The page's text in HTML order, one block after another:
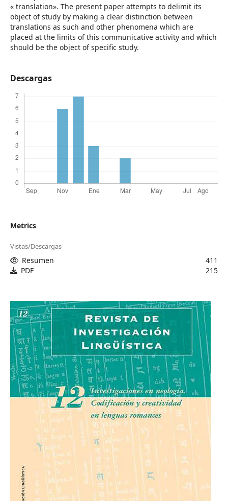
« translation». The present paper attempts to delimit its
object of study by making a clear distinction between
translations as such and other phenomena which are
placed at the limits of this communicative activity and which
should be the object of specific study.
Descargas
Metrics
Vistas/Descargas
Resumen
411
PDF
215